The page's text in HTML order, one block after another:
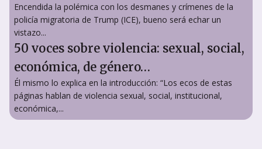
Encendida la polémica con los desmanes y crímenes de la
policía migratoria de Trump (ICE), bueno será echar un
vistazo...
50 voces sobre violencia: sexual, social,
económica, de género…
Él mismo lo explica en la introducción: “Los ecos de estas
páginas hablan de violencia sexual, social, institucional,
económica,...